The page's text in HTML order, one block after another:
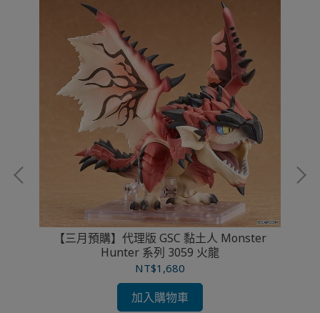
【三月預購】代理版 GSC 黏土人 Monster
Hunter 系列 3059 火龍
NT$1,680
加入購物車